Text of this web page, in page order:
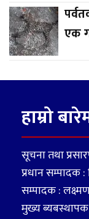
एक
हाम्रो
सूचना तथा
प्रधान सम्पादक
सम्पादक :
मुख्य ब्यबस्थापक